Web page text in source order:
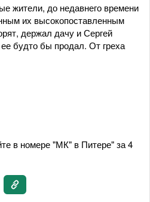
жители, до недавнего времени
их высокопоставленным
держал дачу и Сергей
будто бы продал. От греха
в номере "МК" в Питере" за 4